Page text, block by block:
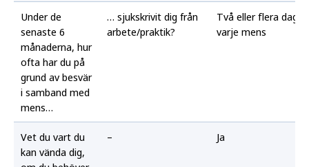
Under de
senaste 6
månaderna, hur
ofta har du på
grund av besvär
i samband med
mens…
… sjukskrivit dig från
arbete/praktik?
Två eller flera dagar
varje mens
Vet du vart du
kan vända dig,
– Ja